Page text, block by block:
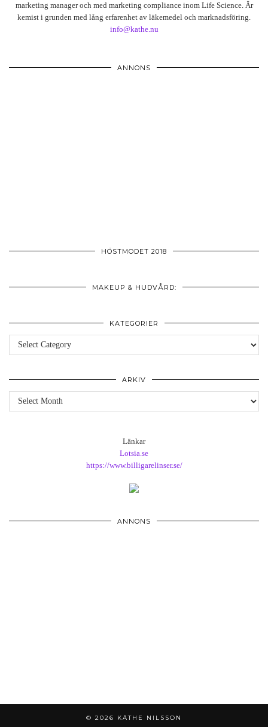
marketing manager och med marketing compliance inom Life Science. Är
kemist i grunden med lång erfarenhet av läkemedel och marknadsföring.
info@kathe.nu
ANNONS
HÖSTMODET 2018
MAKEUP & HUDVÅRD:
KATEGORIER
Kategorier
ARKIV
Arkiv
Länkar
Lotsia.se
https://www.billigarelinser.se/
ANNONS
© 2026 KÄTHE NILSSON